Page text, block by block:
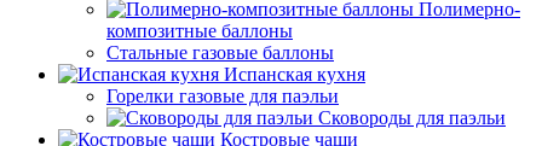
Полимерно-
композитные баллоны
Стальные газовые баллоны
Испанская кухня
Горелки газовые для паэльи
Сковороды для паэльи
Костровые чаши